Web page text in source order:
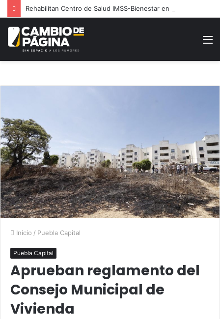
Inicio / Puebla Capital
Puebla Capital
Aprueban reglamento del
Consejo Municipal de
Vivienda